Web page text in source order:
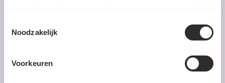
Noodzakelijk
Voorkeuren